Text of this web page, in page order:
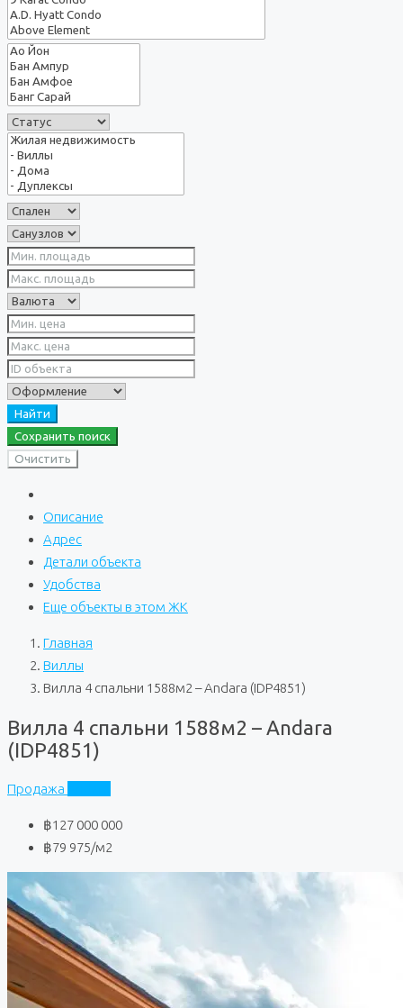
Найти
Сохранить поиск
Очистить
Описание
Адрес
Детали объекта
Удобства
Еще объекты в этом ЖК
Главная
Виллы
Вилла 4 спальни 1588м2 – Andara (IDP4851)
Вилла 4 спальни 1588м2 – Andara
(IDP4851)
Продажа
฿127 000 000
฿79 975/м2